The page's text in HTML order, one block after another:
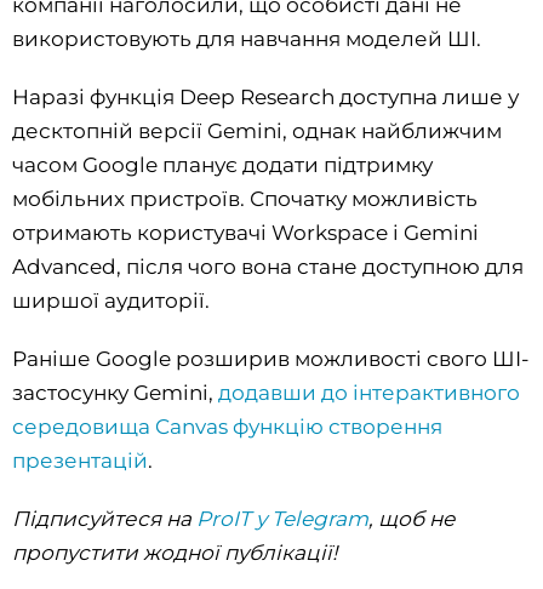
компанії наголосили, що особисті дані не
використовують для навчання моделей ШІ.
Наразі функція Deep Research доступна лише у
десктопній версії Gemini, однак найближчим
часом Google планує додати підтримку
мобільних пристроїв. Спочатку можливість
отримають користувачі Workspace і Gemini
Advanced, після чого вона стане доступною для
ширшої аудиторії.
Раніше Google розширив можливості свого ШІ-
застосунку Gemini, додавши до інтерактивного
середовища Canvas функцію створення
презентацій.
Підписуйтеся на ProIT у Telegram, щоб не
пропустити жодної публікації!